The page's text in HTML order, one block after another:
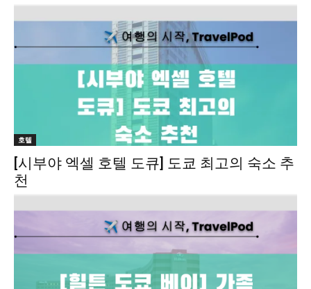
호텔
[시부야 엑셀 호텔 도큐] 도쿄 최고의 숙소 추
천